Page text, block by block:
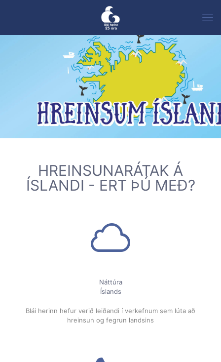
Hreinsum Ísland
9600 manns hreinsað yfir 1540 tonn og
unnið 76.000 vinnustundir fyrir land og þjóð
með bros á vör sem sjálfboðaliðar.
Um Bláa herinn
HREINSUNARÁTAK Á
ÍSLANDI - ERT ÞÚ MEÐ?
Náttúra
Íslands
Blái herinn hefur verið leiðandi í verkefnum sem lúta að
hreinsun og fegrun landsins